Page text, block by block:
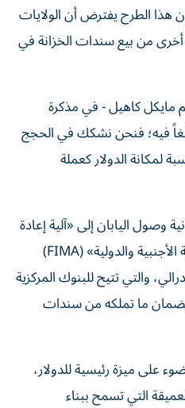
الطرح يفترض أن الولايات
من بيع سندات الخزانة في
مايكل كاهيل - في مذكرة
فيه؛ فنحن نشكك في الحجج
لمكانة الدولار كعملة
وصول اليابان إلى «آلية إعادة
الشراء (الريبو) للسلطات النقدية الأجنبية والدولية» (FIMA)
والتي تتيح للبنوك المركزية
بضمان ما تملكه من سندات
على ميزة رئيسية للدولار،
التي تسمح ببناء